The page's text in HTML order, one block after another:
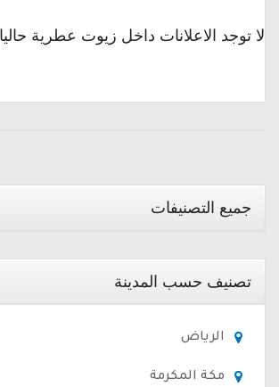
لا توجد الاعلانات داخل زيوت عطرية حاليا
جميع التصنيفات
تصنيف حسب المدينة
الرياض
مكة المكرمة